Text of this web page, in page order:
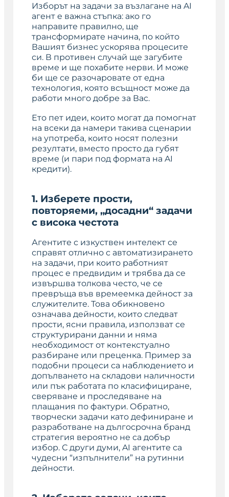
Изборът на задачи за възлагане на AI
агент e важна стъпка: ако го
направите правилно, ще
трансформирате начина, по който
Вашият бизнес ускорява процесите
си. В противен случай ще загубите
време и ще похабите нерви. И може
би ще се разочаровате от една
технология, която всъщност може да
работи много добре за Вас.
Ето пет идеи, които могат да помогнат
на всеки да намери такива сценарии
на употреба, които носят полезни
резултати, вместо просто да губят
време (и пари под формата на AI
кредити).
1. Изберете прости,
повторяеми, „досадни“ задачи
с висока честота
Агентите с изкуствен интелект се
справят отлично с автоматизирането
на задачи, при които работният
процес е предвидим и трябва да се
извършва толкова често, че се
превръща във времеемка дейност за
служителите. Това обикновено
означава дейности, които следват
прости, ясни правила, използват се
структурирани данни и няма
необходимост от контекстуално
разбиране или преценка. Пример за
подобни процеси са наблюдението и
допълването на складови наличности
или пък работата по класифициране,
сверяване и проследяване на
плащания по фактури. Обратно,
творчески задачи като дефиниране и
разработване на дългосрочна бранд
стратегия вероятно не са добър
избор. С други думи, AI агентите са
чудесни “изпълнители” на рутинни
дейности.